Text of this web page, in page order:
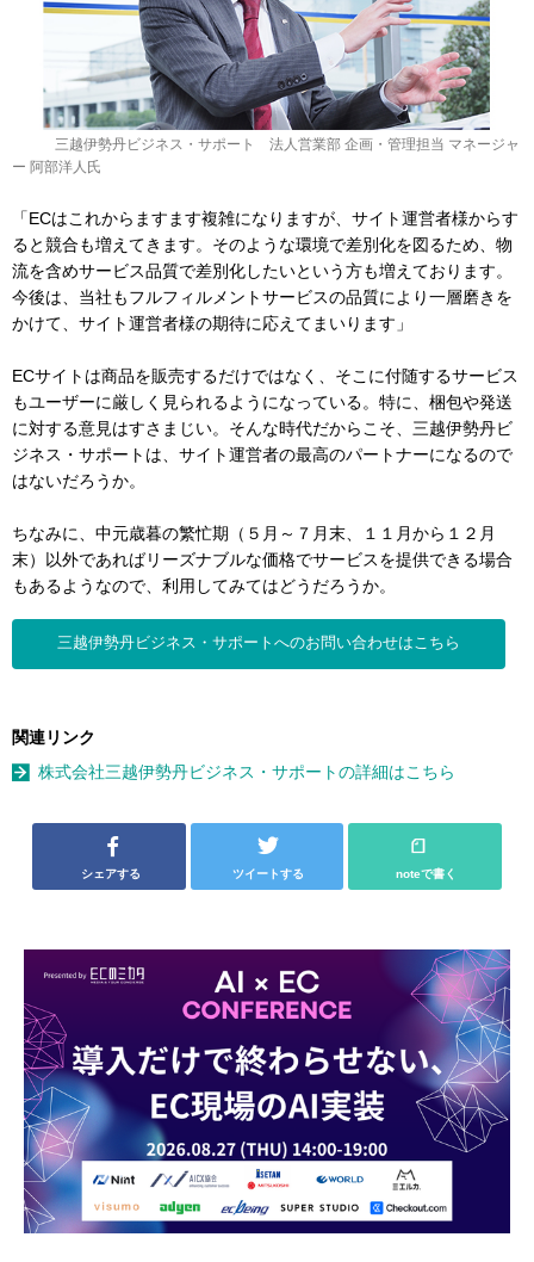
三越伊勢丹ビジネス・サポート 法人営業部 企画・管理担当 マネージャ
ー 阿部洋人氏
「ECはこれからますます複雑になりますが、サイト運営者様からす
ると競合も増えてきます。そのような環境で差別化を図るため、物
流を含めサービス品質で差別化したいという方も増えております。
今後は、当社もフルフィルメントサービスの品質により一層磨きを
かけて、サイト運営者様の期待に応えてまいります」
ECサイトは商品を販売するだけではなく、そこに付随するサービス
もユーザーに厳しく見られるようになっている。特に、梱包や発送
に対する意見はすさまじい。そんな時代だからこそ、三越伊勢丹ビ
ジネス・サポートは、サイト運営者の最高のパートナーになるので
はないだろうか。
ちなみに、中元歳暮の繁忙期（５月～７月末、１１月から１２月
末）以外であればリーズナブルな価格でサービスを提供できる場合
もあるようなので、利用してみてはどうだろうか。
三越伊勢丹ビジネス・サポートへのお問い合わせはこちら
関連リンク
株式会社三越伊勢丹ビジネス・サポートの詳細はこちら
シェアする ツイートする noteで書く